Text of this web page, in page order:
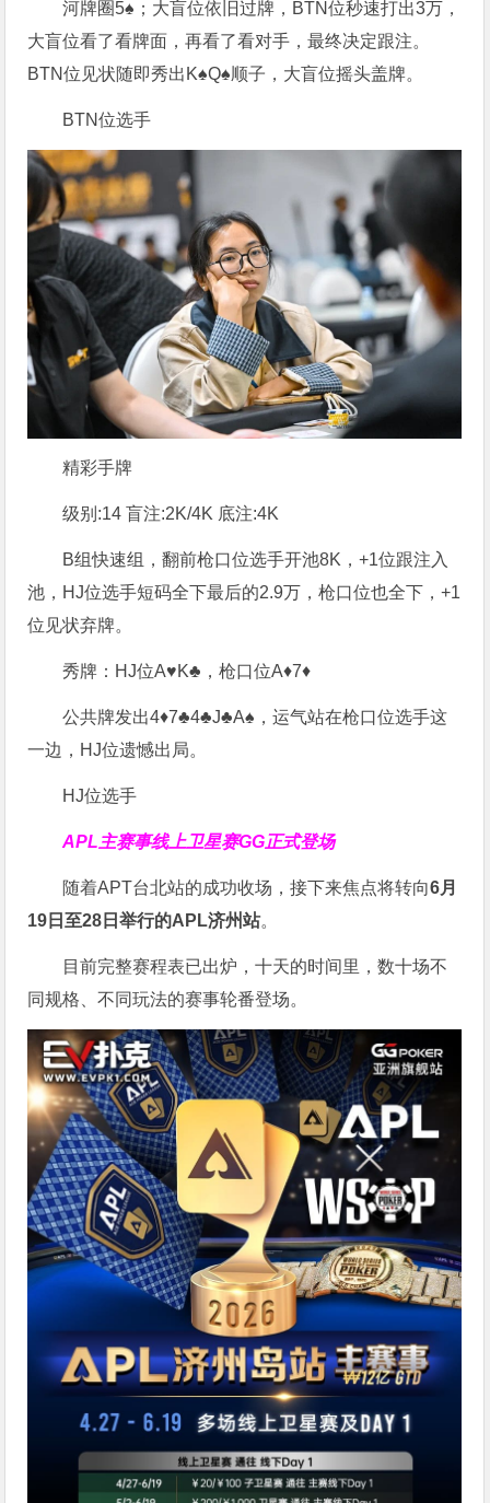
河牌圈5♠；大盲位依旧过牌，BTN位秒速打出3万，
大盲位看了看牌面，再看了看对手，最终决定跟注。
BTN位见状随即秀出K♠Q♠顺子，大盲位摇头盖牌。
BTN位选手
精彩手牌
级别:14 盲注:2K/4K 底注:4K
B组快速组，翻前枪口位选手开池8K，+1位跟注入
池，HJ位选手短码全下最后的2.9万，枪口位也全下，+1
位见状弃牌。
秀牌：HJ位A♥K♣，枪口位A♦7♦
公共牌发出4♦7♣4♣J♣A♠，运气站在枪口位选手这
一边，HJ位遗憾出局。
HJ位选手
APL主赛事线上卫星赛GG正式登场
随着APT台北站的成功收场，接下来焦点将转向6月
19 日至28 日举行的APL济州站。
目前完整赛程表已出炉，十天的时间里，数十场不
同规格、不同玩法的赛事轮番登场。